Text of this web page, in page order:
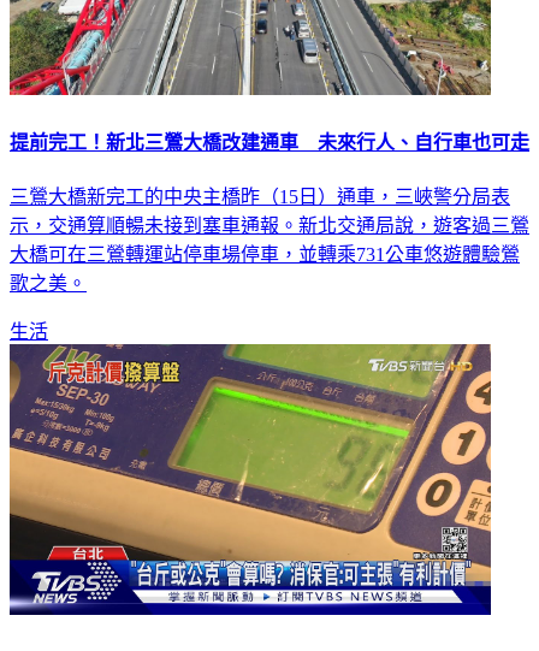
提前完工！新北三鶯大橋改建通車 未來行人、自行車也可走
三鶯大橋新完工的中央主橋昨（15日）通車，三峽警分局表
示，交通算順暢未接到塞車通報。新北交通局說，遊客過三鶯
大橋可在三鶯轉運站停車場停車，並轉乘731公車悠遊體驗鶯
歌之美。
生活